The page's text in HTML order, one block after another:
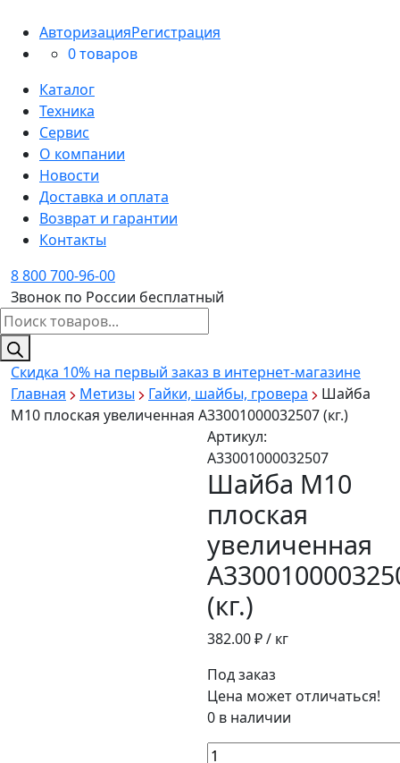
АвторизацияРегистрация
0 товаров
Каталог
Техника
Сервис
О компании
Новости
Доставка и оплата
Возврат и гарантии
Контакты
8 800 700-96-00
Звонок по России бесплатный
Поиск
товаров
Скидка 10% на первый заказ в интернет-магазине
Главная
Метизы Гайки, шайбы, гровера
Шайба
М10 плоская увеличенная A33001000032507 (кг.)
Артикул:
A33001000032507
Шайба М10
плоская
увеличенная
(кг.)
382.00₽ / кг
Под заказ
Цена может отличаться!
0 в наличии
Количество